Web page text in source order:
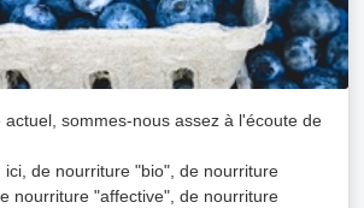
actuel, sommes-nous assez à l'écoute de
ici, de nourriture "bio", de nourriture
nourriture "affective", de nourriture